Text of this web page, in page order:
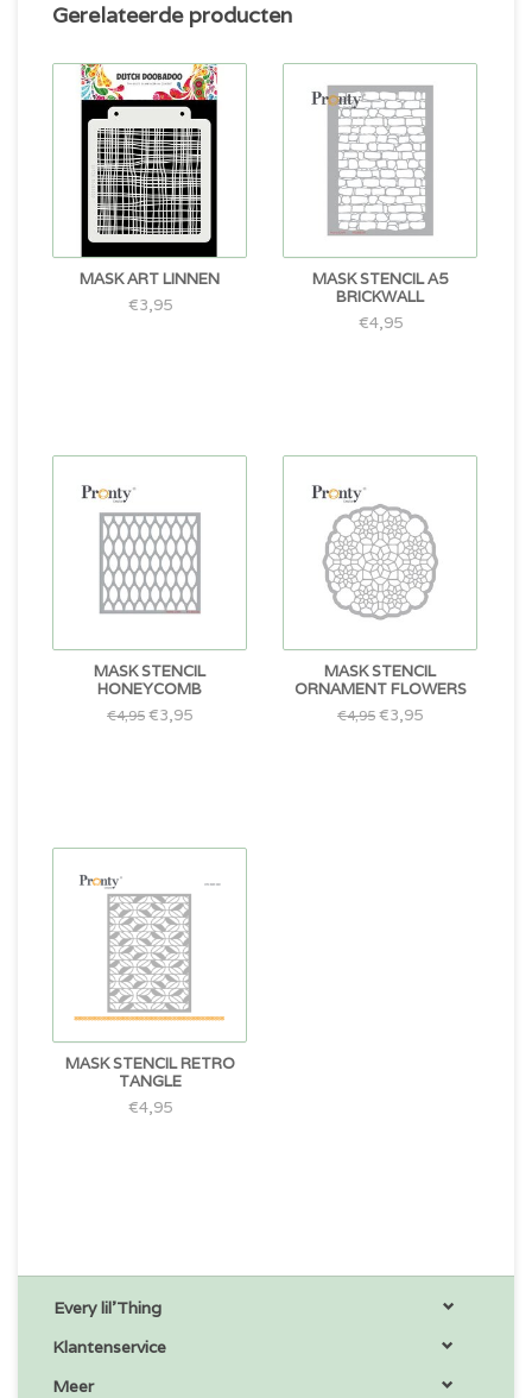
Gerelateerde producten
MASK ART LINNEN
€3,95
MASK STENCIL A5
BRICKWALL
€4,95
MASK STENCIL
HONEYCOMB
€4,95 €3,95
MASK STENCIL
ORNAMENT FLOWERS
€4,95 €3,95
MASK STENCIL RETRO
TANGLE
€4,95
Every lil'Thing
Klantenservice
Meer